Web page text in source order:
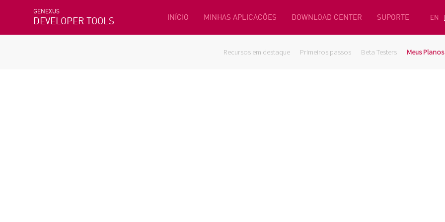
GENEXUS
DEVELOPER TOOLS INÍCIO MINHAS APLICACÕES DOWNLOAD CENTER SUPORTE EN
Recursos em destaque Primeiros passos Beta Testers Meus Planos